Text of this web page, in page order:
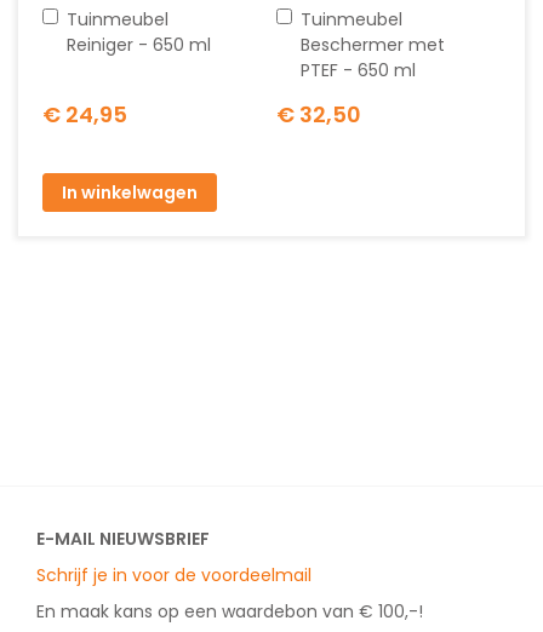
Tuinmeubel
Reiniger - 650 ml
€ 24,95
In
winkelwagen
Tuinmeubel
Beschermer met
PTEF - 650 ml
€ 32,50
In
winkelwagen
In winkelwagen
E-MAIL NIEUWSBRIEF
Schrijf je in voor de voordeelmail
En maak kans op een waardebon van € 100,-!